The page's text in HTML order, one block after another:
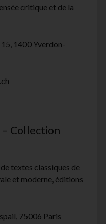
critique et de la
1400 Yverdon-
– Collection
textes classiques de
et moderne, éditions
75006 Paris